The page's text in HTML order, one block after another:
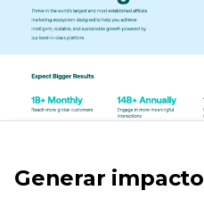
Generar impacto